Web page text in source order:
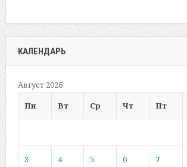
КАЛЕНДАРЬ
Август 2026
Пн
Вт Ср Чт Пт
3 4 5 6 7